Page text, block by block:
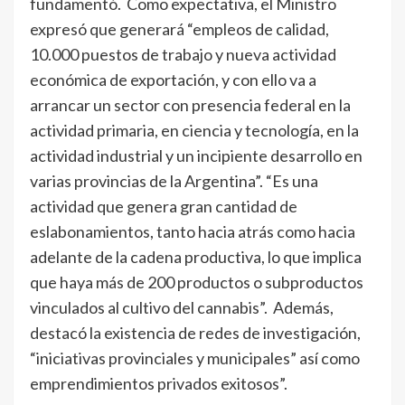
fundamentó. Como expectativa, el Ministro
expresó que generará “empleos de calidad,
10.000 puestos de trabajo y nueva actividad
económica de exportación, y con ello va a
arrancar un sector con presencia federal en la
actividad primaria, en ciencia y tecnología, en la
actividad industrial y un incipiente desarrollo en
varias provincias de la Argentina”. “Es una
actividad que genera gran cantidad de
eslabonamientos, tanto hacia atrás como hacia
adelante de la cadena productiva, lo que implica
que haya más de 200 productos o subproductos
vinculados al cultivo del cannabis”. Además,
destacó la existencia de redes de investigación,
“iniciativas provinciales y municipales” así como
emprendimientos privados exitosos”.